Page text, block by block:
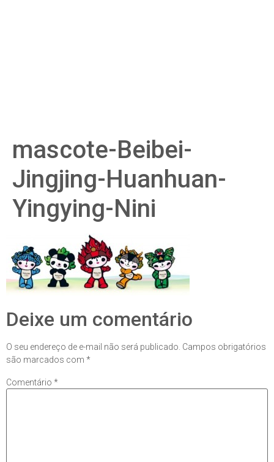
mascote-Beibei-
Jingjing-Huanhuan-
Yingying-Nini
Deixe um comentário
O seu endereço de e-mail não será publicado. Campos obrigatórios
são marcados com *
Comentário *